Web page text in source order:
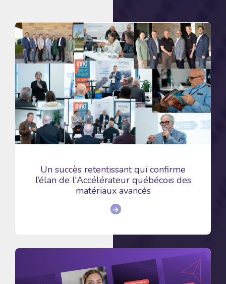
Un succès retentissant qui confirme
l’élan de l'Accélérateur québécois des
matériaux avancés